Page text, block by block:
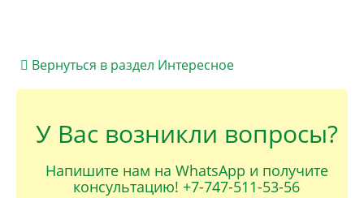
Вернуться в раздел Интересное
У Вас возникли вопросы?
Напишите нам на WhatsApp и получите
консультацию! +7-747-511-53-56